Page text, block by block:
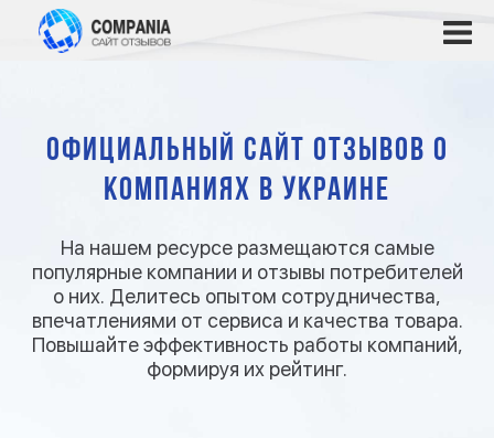
Официальный сайт отзывов о
компаниях в Украине
На нашем ресурсе размещаются самые
популярные компании и отзывы потребителей
о них. Делитесь опытом сотрудничества,
впечатлениями от сервиса и качества товара.
Повышайте эффективность работы компаний,
формируя их рейтинг.